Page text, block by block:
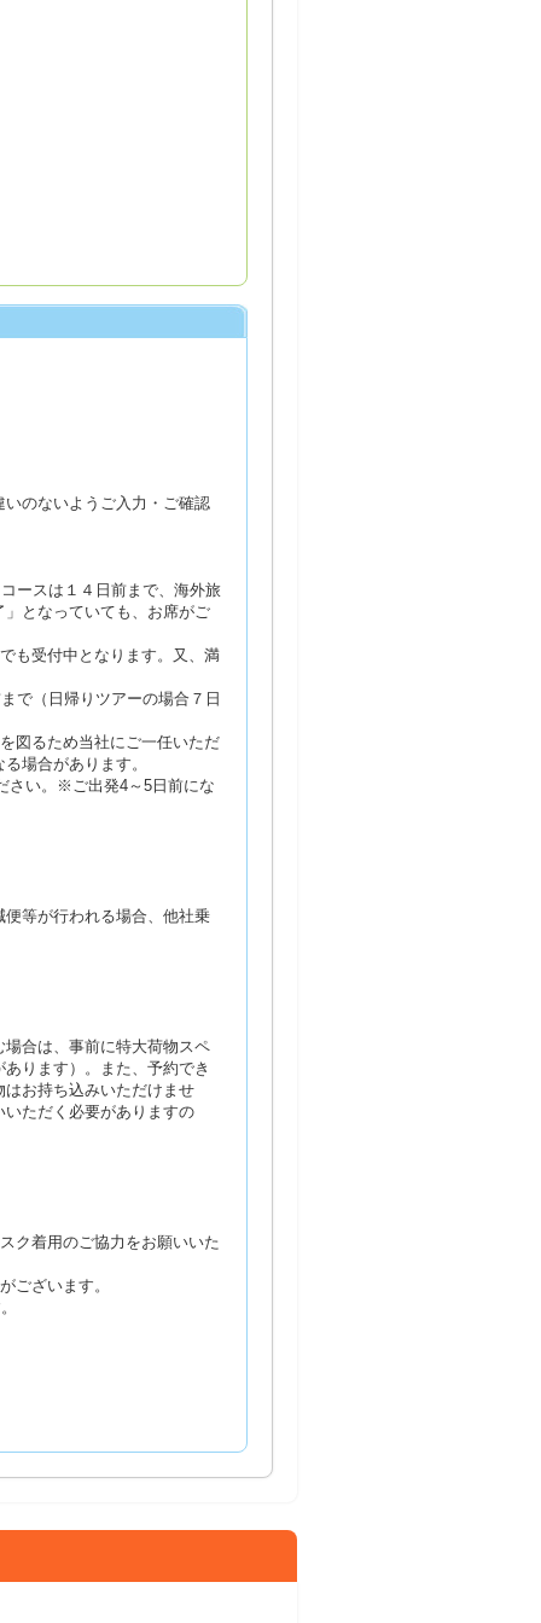
のないようご入力・ご確認
ースは１４日前まで、海外旅
となっていても、お席がご
も受付中となります。又、満
で（日帰りツアーの場合７日
図るため当社にご一任いただ
場合があります。
さい。※ご出発4～5日前にな
等が行われる場合、他社乗
合は、事前に特大荷物スペ
ります）。また、予約でき
お持ち込みいただけませ
ただく必要がありますの
ク着用のご協力をお願いいた
ございます。